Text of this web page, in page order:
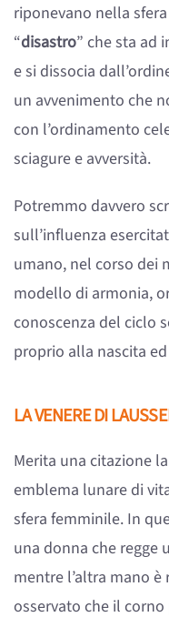
riponevano nella
“disastro” che sta ad
e si dissocia
un avvenimento che
con l’ordinamento
sciagure e avversità.
Potremmo davvero
sull’influenza
umano, nel corso dei
modello di armonia,
conoscenza del ciclo
proprio alla nascita
LA VENERE DI
Merita una citazione la
emblema lunare di
sfera femminile. In
una donna che regge
mentre l’altra mano
osservato che il